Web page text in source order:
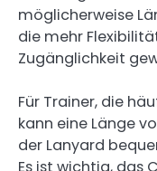
möglicherweise
die mehr
Zugänglichkeit
Für Trainer, die
kann eine Länge
der Lanyard
Es ist wichtig, das